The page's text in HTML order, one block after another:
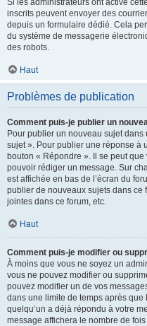
Si les administrateurs ont activé
inscrits peuvent envoyer des
depuis un formulaire dédié. Cela
du système de messagerie
des robots.
Haut
Problèmes de publication
Comment puis-je publier un
Pour publier un nouveau sujet
sujet ». Pour publier une réponse à
bouton « Répondre ». Il se peut
pouvoir rédiger un message. Sur
est affichée en bas de l’écran du
publier de nouveaux sujets dans ce
jointes dans ce forum, etc.
Haut
Comment puis-je modifier ou
À moins que vous ne soyez un
vous ne pouvez modifier ou
pouvez modifier un de vos
dans une limite de temps après
quelqu’un a déjà répondu à votre
message affichera le nombre de